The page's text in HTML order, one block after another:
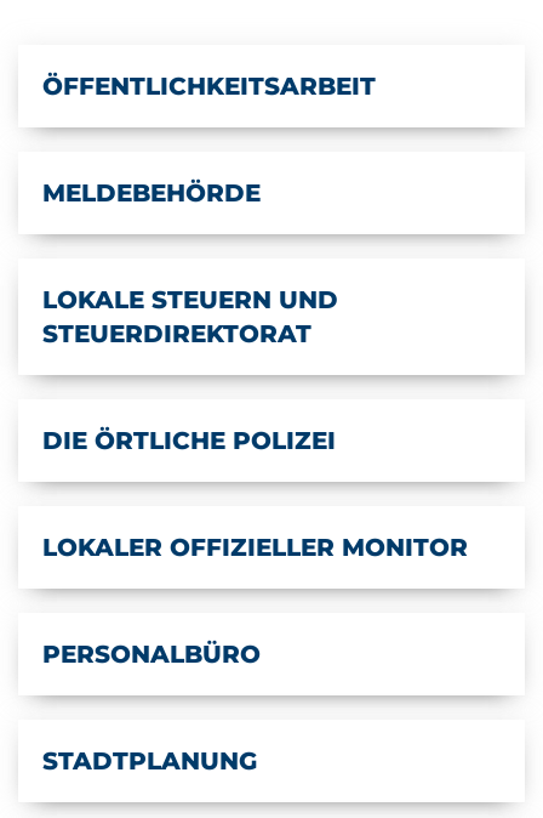
ÖFFENTLICHKEITSARBEIT
MELDEBEHÖRDE
LOKALE STEUERN UND
STEUERDIREKTORAT
DIE ÖRTLICHE POLIZEI
LOKALER OFFIZIELLER MONITOR
PERSONALBÜRO
STADTPLANUNG